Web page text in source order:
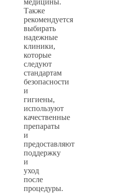
Также
рекомендуется
выбирать
надежные
клиники,
которые
следуют
стандартам
безопасности
и
гигиены,
используют
качественные
препараты
и
предоставляют
поддержку
и
уход
после
процедуры.